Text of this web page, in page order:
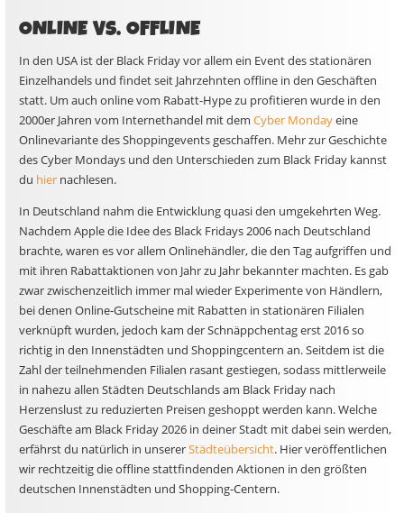
ONLINE VS. OFFLINE
In den USA ist der Black Friday vor allem ein Event des stationären
Einzelhandels und findet seit Jahrzehnten offline in den Geschäften
statt. Um auch online vom Rabatt-Hype zu profitieren wurde in den
2000er Jahren vom Internethandel mit dem Cyber Mondayeine
Onlinevariante des Shoppingevents geschaffen. Mehr zur Geschichte
des Cyber Mondays und den Unterschieden zum Black Friday kannst
du hier nachlesen.
In Deutschland nahm die Entwicklung quasi den umgekehrten Weg.
Nachdem Apple die Idee des Black Fridays 2006 nach Deutschland
brachte, waren es vor allem Onlinehändler, die den Tag aufgriffen und
mit ihren Rabattaktionen von Jahr zu Jahr bekannter machten. Es gab
zwar zwischenzeitlich immer mal wieder Experimente von Händlern,
bei denen Online-Gutscheine mit Rabatten in stationären Filialen
verknüpft wurden, jedoch kam der Schnäppchentag erst 2016 so
richtig in den Innenstädten und Shoppingcentern an. Seitdem ist die
Zahl der teilnehmenden Filialen rasant gestiegen, sodass mittlerweile
in nahezu allen Städten Deutschlands am Black Friday nach
Herzenslust zu reduzierten Preisen geshoppt werden kann. Welche
Geschäfte am Black Friday 2026 in deiner Stadt mit dabei sein werden,
erfährst du natürlich in unsererStädteübersicht. Hier veröffentlichen
wir rechtzeitig die offline stattfindenden Aktionen in den größten
deutschen Innenstädten und Shopping-Centern.